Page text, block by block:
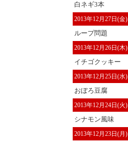
白ネギ3本
2013年12月27日(金)
ループ問題
2013年12月26日(木)
イチゴクッキー
2013年12月25日(水)
おぼろ豆腐
2013年12月24日(火)
シナモン風味
2013年12月23日(月)